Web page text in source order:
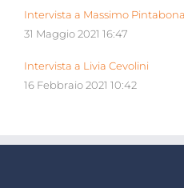
Intervista a Massimo Pintabona
31 Maggio 2021 16:47
Intervista a Livia Cevolini
16 Febbraio 2021 10:42